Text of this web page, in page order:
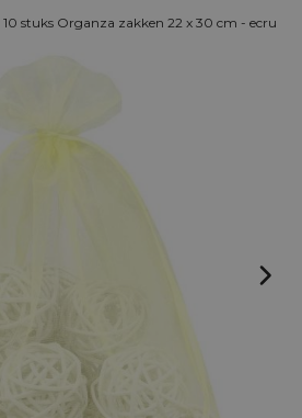
10 stuks Organza zakken 22 x 30 cm - ecru